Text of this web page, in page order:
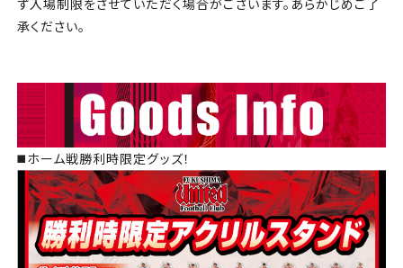
承ください。
◼️ホーム戦勝利時限定グッズ！